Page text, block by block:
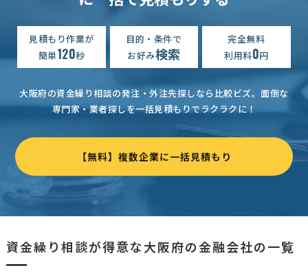
見積もり作業が
簡単120秒
目的・条件で
お好み検索
完全無料
利用料0円
大阪府の資金繰り相談の発注・外注先探しなら比較ビズ。 面倒な
専門家・業者探しを一括見積もりでラクラクに！
【無料】複数企業に一括見積もり
資金繰り相談が得意な大阪府の金融会社の一覧